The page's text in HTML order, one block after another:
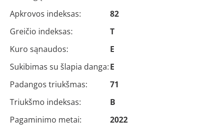
Apkrovos indeksas:
82
Greičio indeksas:
T
Kuro sąnaudos:
E
Sukibimas su šlapia danga:E
Padangos triukšmas:
71
Triukšmo indeksas:
B
Pagaminimo metai:
2022